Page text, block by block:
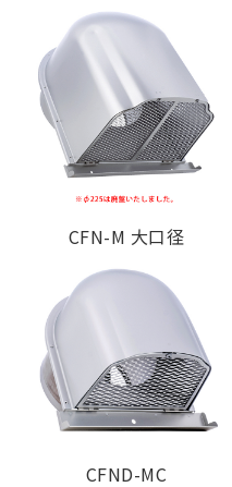
CFN200M
【2管路製品】
Model 標準価格
CFNK125M-
VP
¥ 11,200
CFNK125M-
VM
CFN-M 大口径
CFND-MC